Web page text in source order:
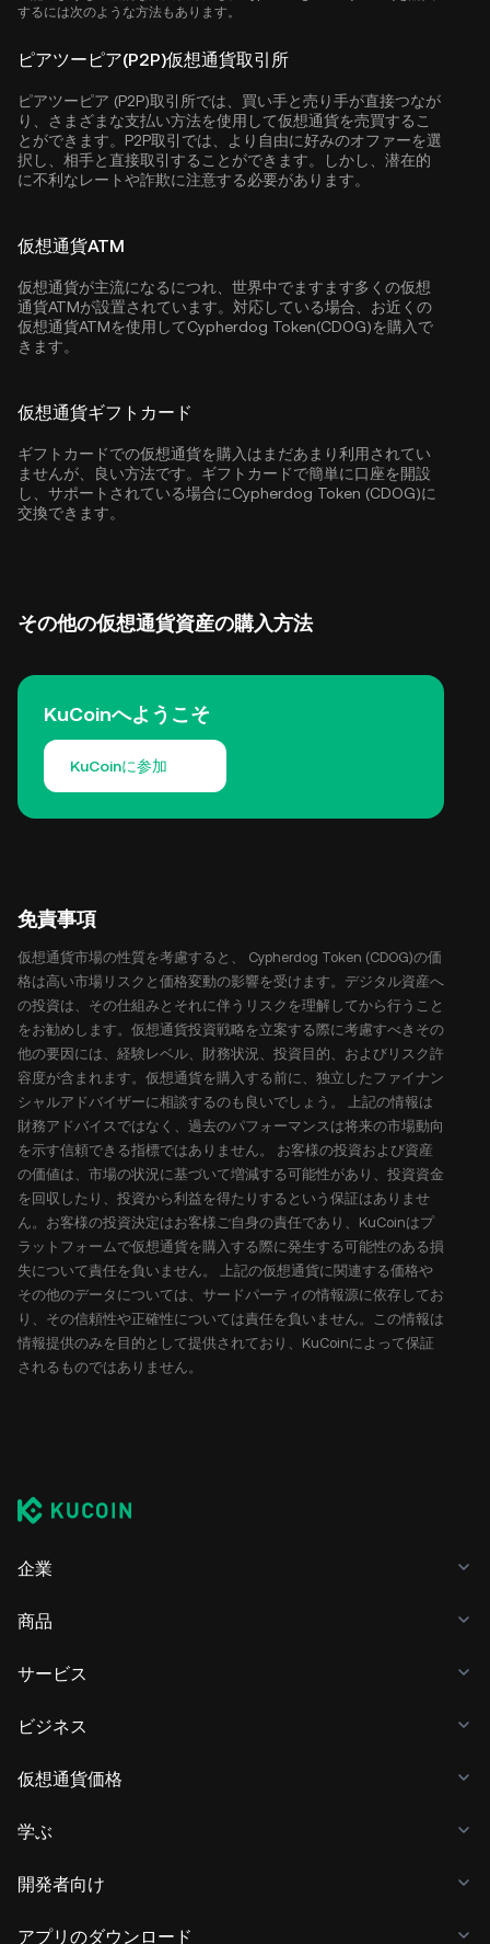
するには次のような方法もあります。
ピアツーピア(P2P)仮想通貨取引所
ピアツーピア (P2P)取引所では、買い手と売り手が直接つなが
り、さまざまな支払い方法を使用して仮想通貨を売買するこ
とができます。P2P取引では、より自由に好みのオファーを選
択し、相手と直接取引することができます。しかし、潜在的
に不利なレートや詐欺に注意する必要があります。
仮想通貨ATM
仮想通貨が主流になるにつれ、世界中でますます多くの仮想
通貨ATMが設置されています。対応している場合、お近くの
仮想通貨ATMを使用してCypherdog Token(CDOG)を購入で
きます。
仮想通貨ギフトカード
ギフトカードでの仮想通貨を購入はまだあまり利用されてい
ませんが、良い方法です。ギフトカードで簡単に口座を開設
し、サポートされている場合にCypherdog Token (CDOG)に
交換できます。
その他の仮想通貨資産の購入方法
KuCoinへようこそ
KuCoinに参加
免責事項
仮想通貨市場の性質を考慮すると、 Cypherdog Token (CDOG)の価
格は高い市場リスクと価格変動の影響を受けます。デジタル資産へ
の投資は、その仕組みとそれに伴うリスクを理解してから行うこと
をお勧めします。仮想通貨投資戦略を立案する際に考慮すべきその
他の要因には、経験レベル、財務状況、投資目的、およびリスク許
容度が含まれます。仮想通貨を購入する前に、独立したファイナン
シャルアドバイザーに相談するのも良いでしょう。 上記の情報は
財務アドバイスではなく、過去のパフォーマンスは将来の市場動向
を示す信頼できる指標ではありません。 お客様の投資および資産
の価値は、市場の状況に基づいて増減する可能性があり、投資資金
を回収したり、投資から利益を得たりするという保証はありませ
ん。お客様の投資決定はお客様ご自身の責任であり、KuCoinはプ
ラットフォームで仮想通貨を購入する際に発生する可能性のある損
失について責任を負いません。 上記の仮想通貨に関連する価格や
その他のデータについては、サードパーティの情報源に依存してお
り、その信頼性や正確性については責任を負いません。この情報は
情報提供のみを目的として提供されており、KuCoinによって保証
されるものではありません。
企業
商品
サービス
ビジネス
仮想通貨価格
学ぶ
開発者向け
アプリのダウンロード